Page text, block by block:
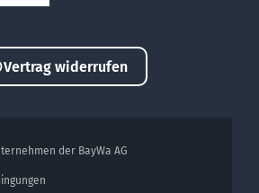
Vertrag widerrufen
der BayWa AG